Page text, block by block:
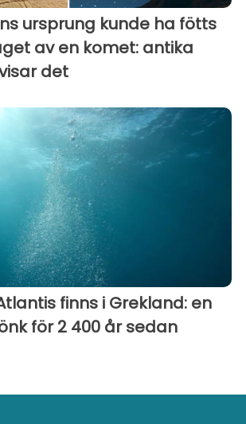
ursprung kunde ha fötts
av en komet: antika
det
finns i Grekland: en
för 2 400 år sedan